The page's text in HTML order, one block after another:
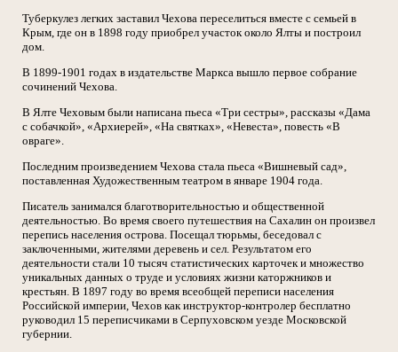
Туберкулез легких заставил Чехова переселиться вместе с семьей в
Крым, где он в 1898 году приобрел участок около Ялты и построил
дом.
В 1899-1901 годах в издательстве Маркса вышло первое собрание
сочинений Чехова.
В Ялте Чеховым были написана пьеса «Три сестры», рассказы «Дама
с собачкой», «Архиерей», «На святках», «Невеста», повесть «В
овраге».
Последним произведением Чехова стала пьеса «Вишневый сад»,
поставленная Художественным театром в январе 1904 года.
Писатель занимался благотворительностью и общественной
деятельностью. Во время своего путешествия на Сахалин он произвел
перепись населения острова. Посещал тюрьмы, беседовал с
заключенными, жителями деревень и сел. Результатом его
деятельности стали 10 тысяч статистических карточек и множество
уникальных данных о труде и условиях жизни каторжников и
крестьян. В 1897 году во время всеобщей переписи населения
Российской империи, Чехов как инструктор-контролер бесплатно
руководил 15 переписчиками в Серпуховском уезде Московской
губернии.